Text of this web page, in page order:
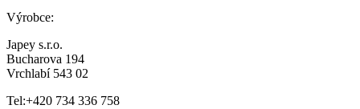
Výrobce:
Japey s.r.o.
Bucharova 194
Vrchlabí 543 02
Tel:+420 734 336 758